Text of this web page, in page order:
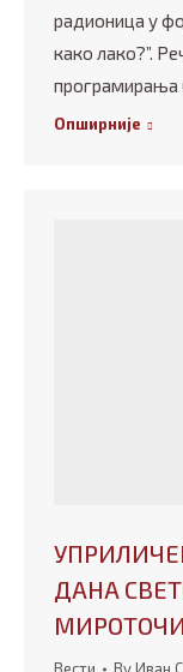
радионица у
како лако?”.
програмирања
Опширније
ДАНА